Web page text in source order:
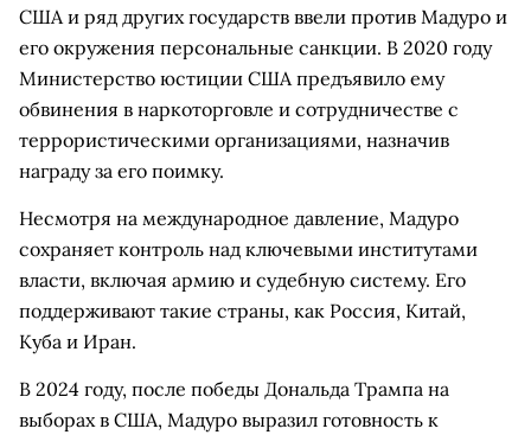
США и ряд других государств ввели против Мадуро и
его окружения персональные санкции. В 2020 году
Министерство юстиции США предъявило ему
обвинения в наркоторговле и сотрудничестве с
террористическими организациями, назначив
награду за его поимку.
Несмотря на международное давление, Мадуро
сохраняет контроль над ключевыми институтами
власти, включая армию и судебную систему. Его
поддерживают такие страны, как Россия, Китай,
Куба и Иран.
В 2024 году, после победы Дональда Трампа на
выборах в США, Мадуро выразил готовность к